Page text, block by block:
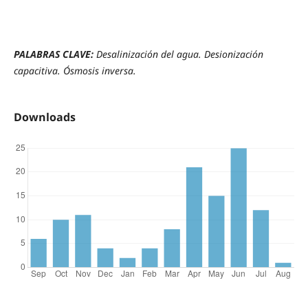
PALABRAS CLAVE: Desalinización del agua. Desionización
capacitiva. Ósmosis inversa.
Downloads